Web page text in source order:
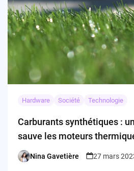
Hardware Société Technologie
Carburants synthétiques :
sauve les moteurs
Posted
Nina Gavetière 27 mars